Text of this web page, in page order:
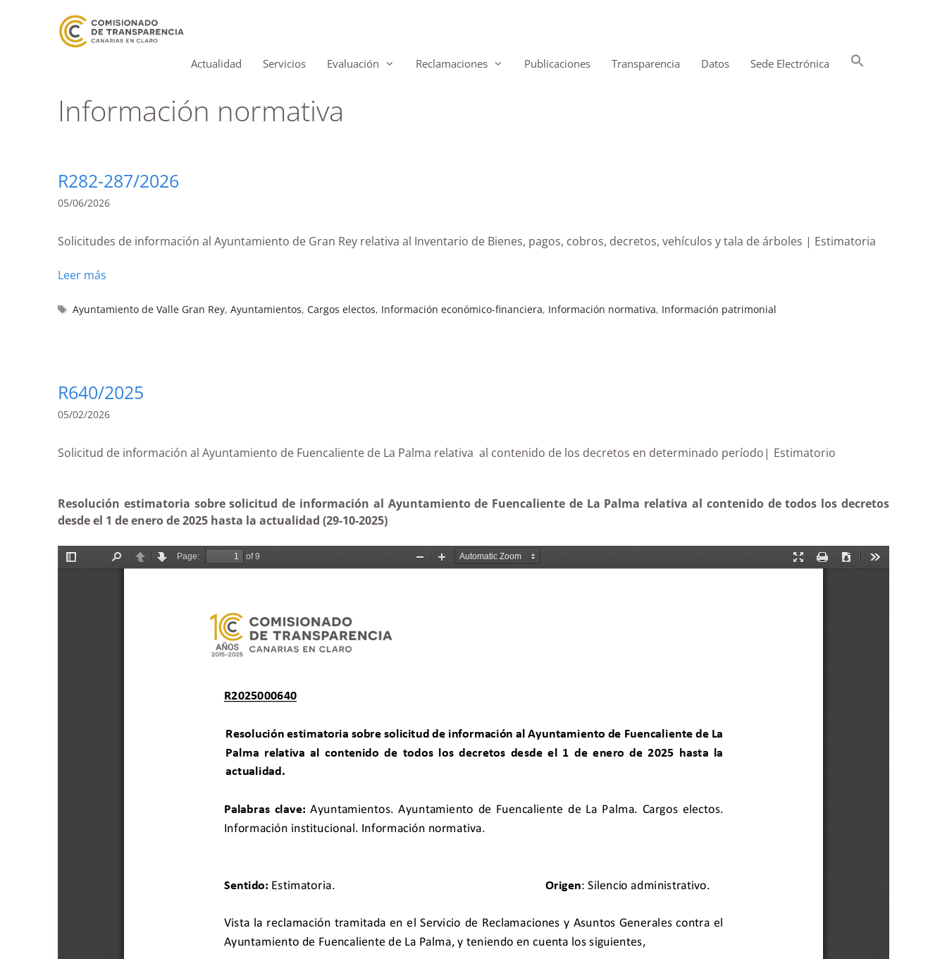
Actualidad Servicios Evaluación Reclamaciones Publicaciones Transparencia Datos Sede Electrónica
Información normativa
R282-287/2026
05/06/2026
Solicitudes de información al Ayuntamiento de Gran Rey relativa al Inventario de Bienes, pagos, cobros, decretos, vehículos y tala de árboles | Estimatoria
Leer más
Ayuntamiento de Valle Gran Rey,Ayuntamientos,Cargos electos, Información económico-financiera, Información normativa, Información patrimonial
R640/2025
05/02/2026
Solicitud de información al Ayuntamiento de Fuencaliente de La Palma relativa al contenido de los decretos en determinado período| Estimatorio
Resolución estimatoria sobre solicitud de información al Ayuntamiento de Fuencaliente de La Palma relativa al contenido de todos los decretos
desde el 1 de enero de 2025 hasta la actualidad (29-10-2025)